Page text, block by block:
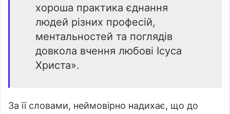
хороша практика єднання
людей різних професій,
ментальностей та поглядів
довкола вчення любові Ісуса
Христа».
За її словами, неймовірно надихає, що до